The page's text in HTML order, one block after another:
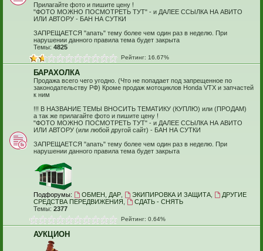
Прилагайте фото и пишите цену !
"ФОТО МОЖНО ПОСМОТРЕТЬ ТУТ" - и ДАЛЕЕ ССЫЛКА НА АВИТО
ИЛИ АВТОРУ - БАН НА СУТКИ
ЗАПРЕЩАЕТСЯ "апать" тему более чем один раз в неделю. При
нарушении данного правила тема будет закрыта
Темы: 4825
Рейтинг: 16.67%
БАРАХОЛКА
Продажа всего чего угодно. (Что не попадает под запрещенное по
законодательству РФ) Кроме продаж мотоциклов Honda VTX и запчастей
к ним
!!! В НАЗВАНИЕ ТЕМЫ ВНОСИТЬ ТЕМАТИКУ (КУПЛЮ) или (ПРОДАМ)
а так же прилагайте фото и пишите цену !
"ФОТО МОЖНО ПОСМОТРЕТЬ ТУТ" - и ДАЛЕЕ ССЫЛКА НА АВИТО
ИЛИ АВТОРУ (или любой другой сайт) - БАН НА СУТКИ
ЗАПРЕЩАЕТСЯ "апать" тему более чем один раз в неделю. При
нарушении данного правила тема будет закрыта
Подфорумы: ОБМЕН, ДАР, ЭКИПИРОВКА И ЗАЩИТА,
ДРУГИЕ
СРЕДСТВА ПЕРЕДВИЖЕНИЯ
СДАТЬ - СНЯТЬ
Темы: 2377
Рейтинг: 0.64%
АУКЦИОН